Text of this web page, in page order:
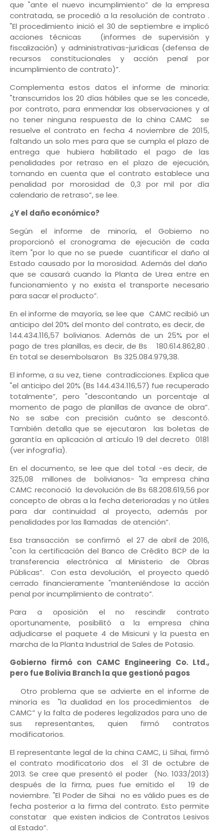
que "ante el nuevo incumplimiento” de la empresa
contratada, se procedió a la resolución de contrato .
"El procedimiento inició el 30 de septiembre e implicó
acciones técnicas (informes de supervisión y
fiscalización) y administrativas-jurídicas (defensa de
recursos constitucionales y acción penal por
incumplimiento de contrato)”.
Complementa estos datos el informe de minoría:
"transcurridos los 20 días hábiles que se les concede,
por contrato, para enmendar las observaciones y al
no tener ninguna respuesta de la china CAMC se
resuelve el contrato en fecha 4 noviembre de 2015,
faltando un solo mes para que se cumpla el plazo de
entrega que hubiera habilitado el pago de las
penalidades por retraso en el plazo de ejecución,
tomando en cuenta que el contrato establece una
penalidad por morosidad de 0,3 por mil por día
calendario de retraso”, se lee.
¿Y el daño económico?
Según el informe de minoría, el Gobierno no
proporcionó el cronograma de ejecución de cada
ítem "por lo que no se puede cuantificar el daño al
Estado causado por la morosidad. Además del daño
que se causará cuando la Planta de Urea entre en
funcionamiento y no exista el transporte necesario
para sacar el producto”.
En el informe de mayoría, se lee que CAMC recibió un
anticipo del 20% del monto del contrato, es decir, de
144.434.116,57 bolivianos. Además de un 25% por el
pago de tres planillas, es decir, de Bs 180.614.862,80 .
En total se desembolsaron Bs 325.084.979,38.
El informe, a su vez, tiene contradicciones. Explica que
"el anticipo del 20% (Bs 144.434.116,57) fue recuperado
totalmente”, pero "descontando un porcentaje al
momento de pago de planillas de avance de obra”.
No se sabe con precisión cuánto se descontó.
También detalla que se ejecutaron las boletas de
garantía en aplicación al artículo 19 del decreto 0181
(ver infografía).
En el documento, se lee que del total -es decir, de
325,08 millones de bolivianos- "la empresa china
CAMC reconoció la devolución de Bs 68.208.619,56 por
concepto de obras a la fecha deterioradas y no útiles
para dar continuidad al proyecto, además por
penalidades por las llamadas de atención”.
Esa transacción se confirmó el 27 de abril de 2016,
"con la certificación del Banco de Crédito BCP de la
transferencia electrónica al Ministerio de Obras
Públicas”. Con esta devolución, el proyecto quedó
cerrado financieramente "manteniéndose la acción
penal por incumplimiento de contrato”.
Para a oposición el no rescindir contrato
oportunamente, posibilitó a la empresa china
adjudicarse el paquete 4 de Misicuni y la puesta en
marcha de la Planta Industrial de Sales de Potasio.
Gobierno firmó con CAMC Engineering Co. Ltd.,
pero fue Bolivia Branch la que gestionó pagos
Otro problema que se advierte en el informe de
minoría es "la dualidad en los procedimientos de
CAMC” y la falta de poderes legalizados para uno de
sus representantes, quien firmó contratos
modificatorios.
El representante legal de la china CAMC, Li Sihai, firmó
el contrato modificatorio dos el 31 de octubre de
2013. Se cree que presentó el poder (No. 1033/2013)
después de la firma, pues fue emitido el 19 de
noviembre. "El Poder de Sihai no es válido pues es de
fecha posterior a la firma del contrato. Esto permite
constatar que existen indicios de Contratos Lesivos
al Estado”.